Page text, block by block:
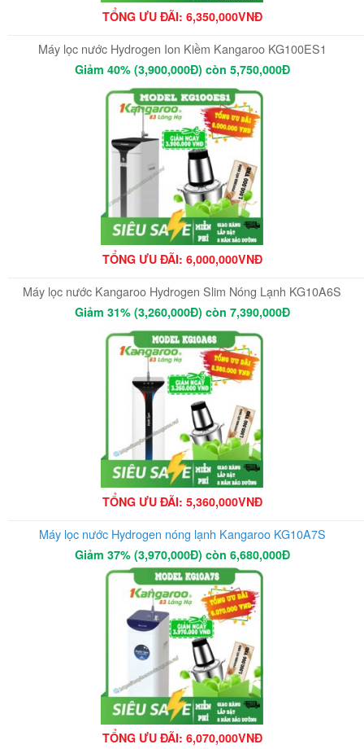
TỔNG ƯU ĐÃI: 6,350,000VNĐ
Máy lọc nước Hydrogen Ion Kiềm Kangaroo KG100ES1
Giảm 40% (3,900,000Đ) còn 5,750,000Đ
TỔNG ƯU ĐÃI: 6,000,000VNĐ
Máy lọc nước Kangaroo Hydrogen Slim Nóng Lạnh KG10A6S
Giảm 31% (3,260,000Đ) còn 7,390,000Đ
TỔNG ƯU ĐÃI: 5,360,000VNĐ
Máy lọc nước Hydrogen nóng lạnh Kangaroo KG10A7S
Giảm 37% (3,970,000Đ) còn 6,680,000Đ
TỔNG ƯU ĐÃI: 6,070,000VNĐ